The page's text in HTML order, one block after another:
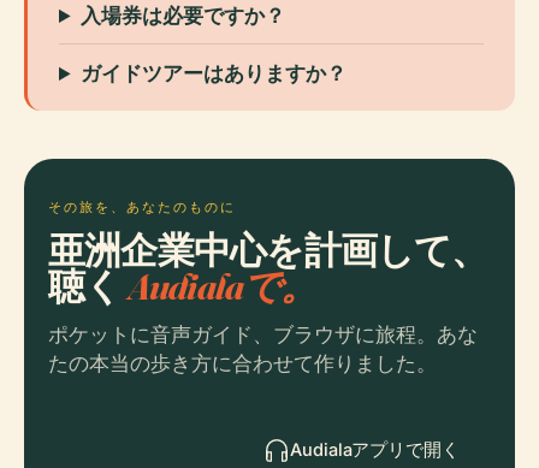
入場券は必要ですか？
ガイドツアーはありますか？
その旅を、あなたのものに
亜洲企業中心を計画して、
聴くAudialaで。
ポケットに音声ガイド、ブラウザに旅程。あな
たの本当の歩き方に合わせて作りました。
Audialaアプリで開く